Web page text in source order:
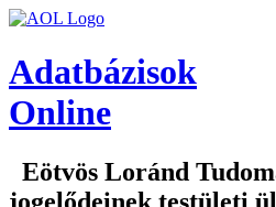
Adatbázisok
Online
Eötvös Loránd